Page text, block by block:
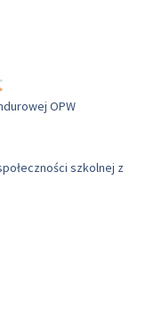
OPW
szkolnej z